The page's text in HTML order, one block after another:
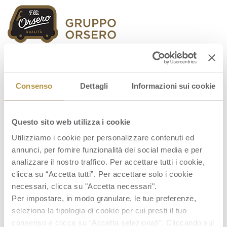
Consenso Dettagli Informazioni sui cookie
Questo sito web utilizza i cookie
Utilizziamo i cookie per personalizzare contenuti ed
annunci, per fornire funzionalità dei social media e per
analizzare il nostro traffico. Per accettare tutti i cookie,
clicca su “Accetta tutti”. Per accettare solo i cookie
necessari, clicca su "Accetta necessari".
Per impostare, in modo granulare, le tue preferenze,
seleziona la tipologia di cookie per cui presti il tuo
consenso e clicca su “Accetta selezionati”. Cliccando sul
febbraio-2017_limpresa